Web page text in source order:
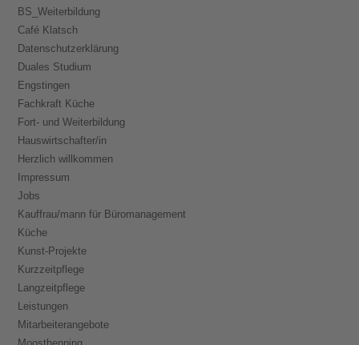
BS_Weiterbildung
Café Klatsch
Datenschutzerklärung
Duales Studium
Engstingen
Fachkraft Küche
Fort- und Weiterbildung
Hauswirtschafter/in
Herzlich willkommen
Impressum
Jobs
Kauffrau/mann für Büromanagement
Küche
Kunst-Projekte
Kurzzeitpflege
Langzeitpflege
Leistungen
Mitarbeiterangebote